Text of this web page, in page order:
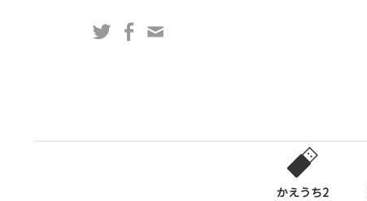
ス
TwitterFacebook
かえうち2